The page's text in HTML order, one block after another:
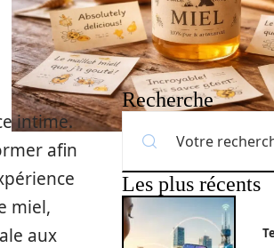
intime.
afin
miel,
aux
Recherche
Les plus récents